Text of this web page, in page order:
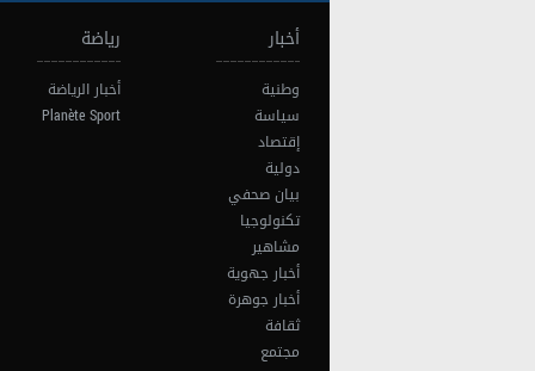
أخبار
وطنية
سياسة
إقتصاد
دولية
بيان صحفي
تكنولوجيا
مشاهير
أخبار جهوية
أخبار جوهرة
ثقافة
مجتمع
رياضة
أخبار الرياضة
Planète Sport